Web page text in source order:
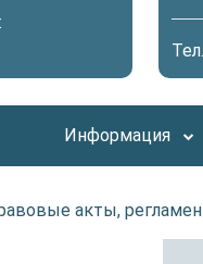
Информация
акты,